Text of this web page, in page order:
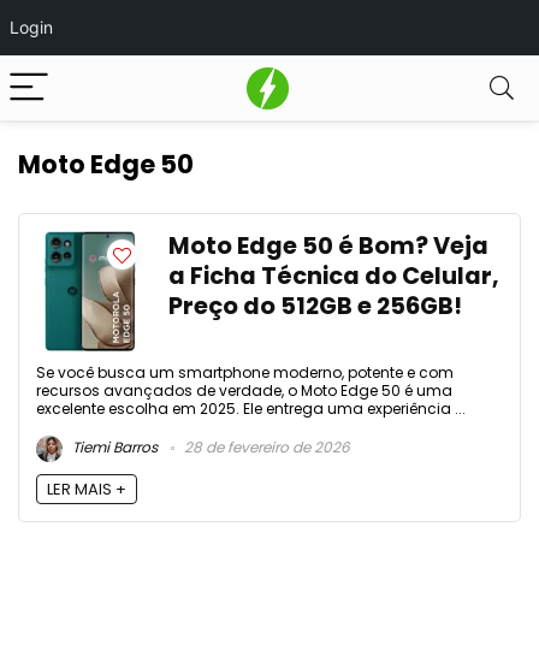
Login
Moto Edge 50
Moto Edge 50 é Bom? Veja
a Ficha Técnica do Celular,
Preço do 512GB e 256GB!
Se você busca um smartphone moderno, potente e com
recursos avançados de verdade, o Moto Edge 50 é uma
excelente escolha em 2025. Ele entrega uma experiência ...
Tiemi Barros
28 de fevereiro de 2026
LER MAIS +